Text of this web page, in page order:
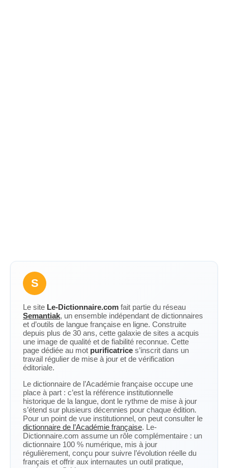
S
Le site Le-Dictionnaire.com fait partie du réseau
Semantiak, un ensemble indépendant de dictionnaires
et d’outils de langue française en ligne. Construite
depuis plus de 30 ans, cette galaxie de sites a acquis
une image de qualité et de fiabilité reconnue. Cette
page dédiée au mot purificatrice s’inscrit dans un
travail régulier de mise à jour et de vérification
éditoriale.
Le dictionnaire de l’Académie française occupe une
place à part : c’est la référence institutionnelle
historique de la langue, dont le rythme de mise à jour
s’étend sur plusieurs décennies pour chaque édition.
Pour un point de vue institutionnel, on peut consulter le
dictionnaire de l’Académie française. Le-
Dictionnaire.com assume un rôle complémentaire : un
dictionnaire 100 % numérique, mis à jour
régulièrement, conçu pour suivre l’évolution réelle du
français et offrir aux internautes un outil pratique,